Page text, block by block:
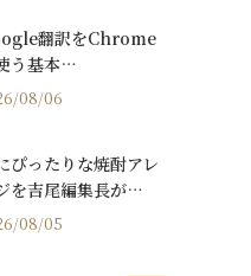
翻訳をChrome
う基本…
08/06
ぴったりな焼酎アレ
を吉尾編集長が…
08/05